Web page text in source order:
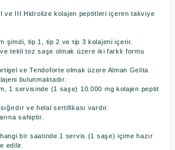
ve III Hidrolize kolajen peptitleri içeren takviye
şimdi, tip 1, tip 2 ve tip 3 kolajeni içerir.
ve tekli toz saşe olmak üzere iki farklı formu
ve Tendoforte olmak üzere Alman Gelita
bulunmaktadır.
1 servisinde (1 saşe) 10.000 mg kolajen peptit
ve helal sertifikası vardır.
sahiptir.
bir saatinde 1 servis (1 saşe) içime hazır
edilir.